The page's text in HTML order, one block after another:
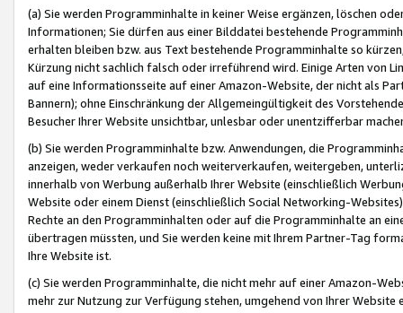
(a) Sie werden Programminhalte in keiner Weise ergänzen, löschen
Informationen; Sie dürfen aus einer Bilddatei bestehende
erhalten bleiben bzw. aus Text bestehende Programminhalte so
Kürzung nicht sachlich falsch oder irreführend wird. Einige Arten von
auf eine Informationsseite auf einer Amazon-Website, der nicht als
Bannern); ohne Einschränkung der Allgemeingültigkeit des
Besucher Ihrer Website unsichtbar, unlesbar oder unentzifferbar
(b) Sie werden Programminhalte bzw. Anwendungen, die
anzeigen, weder verkaufen noch weiterverkaufen, weitergeben,
innerhalb von Werbung außerhalb Ihrer Website (einschließlich
Website oder einem Dienst (einschließlich Social Networking-
Rechte an den Programminhalten oder auf die Programminhalte an
übertragen müssten, und Sie werden keine mit Ihrem Partner-Tag
Ihre Website ist.
(c) Sie werden Programminhalte, die nicht mehr auf einer Amazon-
mehr zur Nutzung zur Verfügung stehen, umgehend von Ihrer